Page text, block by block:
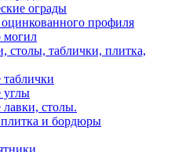
ограды
профиля
могил
столы, таблички, плитка,
углы
столы.
плитка и бордюры